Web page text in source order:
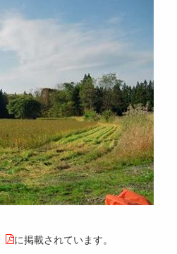
に掲載されています。